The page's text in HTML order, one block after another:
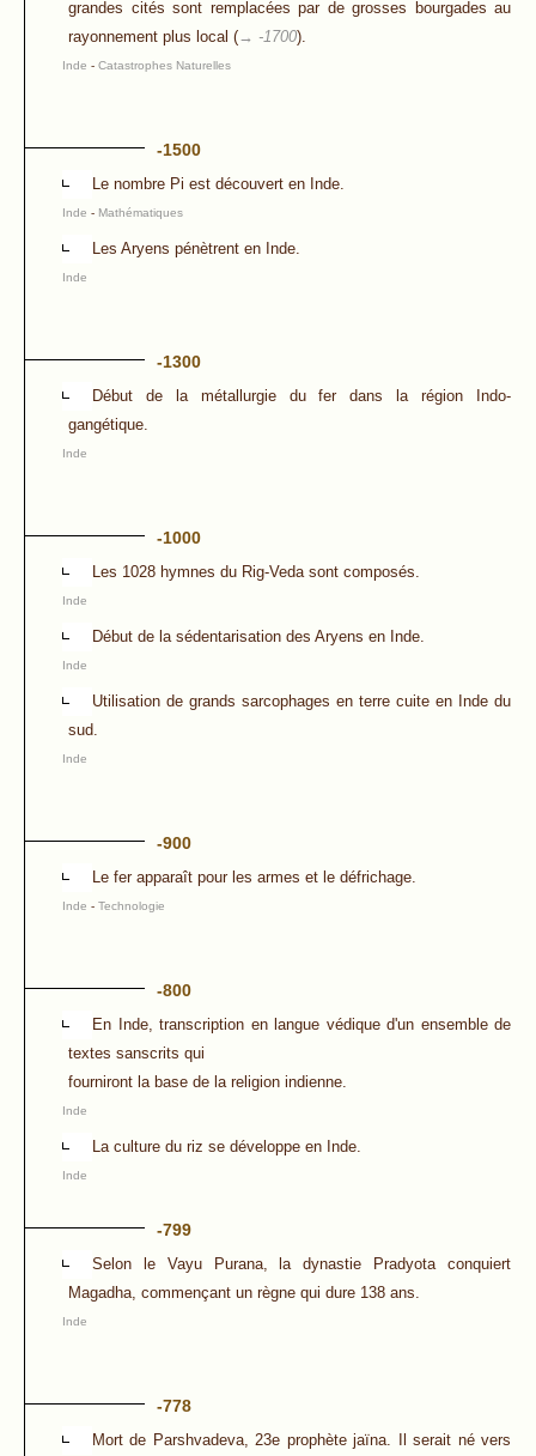
grandes cités sont remplacées par de grosses bourgades au
rayonnement plus local (→ -1700).
Inde - Catastrophes Naturelles
-1500
Le nombre Pi est découvert en Inde.
Inde - Mathématiques
Les Aryens pénètrent en Inde.
Inde
-1300
Début de la métallurgie du fer dans la région Indo-
gangétique.
Inde
-1000
Les 1028 hymnes du Rig-Veda sont composés.
Inde
Début de la sédentarisation des Aryens en Inde.
Inde
Utilisation de grands sarcophages en terre cuite en Inde du
sud.
Inde
-900
Le fer apparaît pour les armes et le défrichage.
Inde - Technologie
-800
En Inde, transcription en langue védique d'un ensemble de
textes sanscrits qui
fourniront la base de la religion indienne.
Inde
La culture du riz se développe en Inde.
Inde
-799
Selon le Vayu Purana, la dynastie Pradyota conquiert
Magadha, commençant un règne qui dure 138 ans.
Inde
-778
Mort de Parshvadeva, 23e prophète jaïna. Il serait né vers